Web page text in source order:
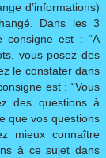
d’informations)
Dans les 3
consigne est : “A
vous posez des
le constater dans
est : “Vous
des questions à
que vos questions
mieux connaître
à ce sujet dans